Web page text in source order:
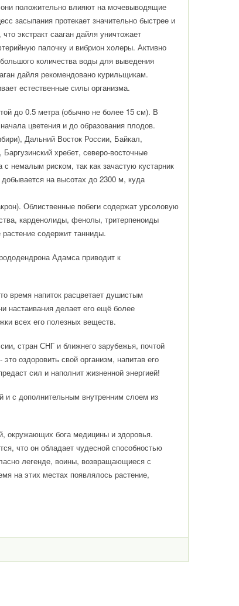
положительно влияют на мочевыводящие
засыпания протекает значительно быстрее и
экстракт сааган дайля уничтожает
палочку и вибрион холеры. Активно
количества воды для выведения
дайля рекомендовано курильщикам.
естественные силы организма.
до 0.5 метра (обычно не более 15 см). В
цветения и до образования плодов.
Дальний Восток России, Байкал,
хребет, северо-восточные
немалым риском, так как зачастую кустарник
на высотах до 2300 м, куда
Облиственные побеги содержат урсоловую
карденолиды, фенолы, тритерпеноиды
содержит танниды.
Адамса приводит к
время напиток расцветает душистым
настаивания делает его ещё более
всех его полезных веществ.
стран СНГ и ближнего зарубежья, почтой
оздоровить свой организм, напитав его
сил и наполнит жизненной энергией!
и с дополнительным внутренним слоем из
окружающих бога медицины и здоровья.
что он обладает чудесной способностью
легенде, воины, возвращающиеся с
на этих местах появлялось растение,